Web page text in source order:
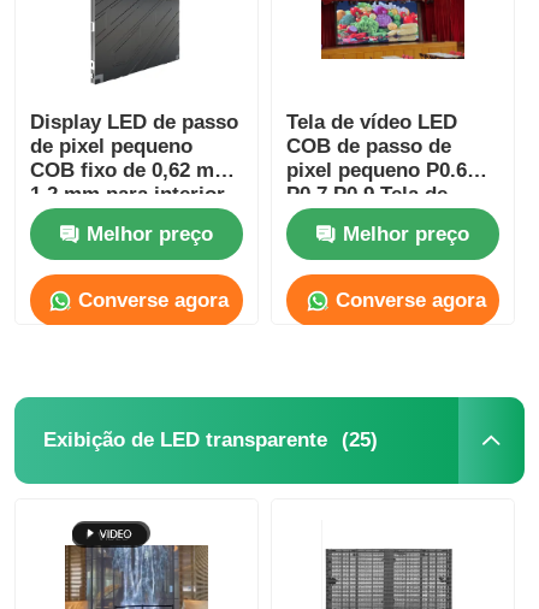
Display LED de passo
de pixel pequeno
COB fixo de 0,62 mm-
1,2 mm para interior,
parede de vídeo Ultra
HD
Melhor preço
Converse agora
Tela de vídeo LED
COB de passo de
pixel pequeno P0.6
P0.7 P0.9 Tela de
publicidade micro
fina
Melhor preço
Converse agora
Exibição de LED transparente (25)